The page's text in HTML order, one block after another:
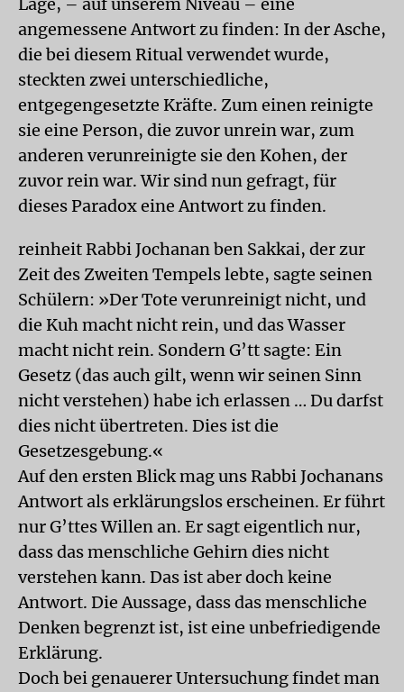
angemessene Antwort zu finden: In der Asche,
die bei diesem Ritual verwendet wurde,
steckten zwei unterschiedliche,
entgegengesetzte Kräfte. Zum einen reinigte
sie eine Person, die zuvor unrein war, zum
anderen verunreinigte sie den Kohen, der
zuvor rein war. Wir sind nun gefragt, für
dieses Paradox eine Antwort zu finden.
reinheit Rabbi Jochanan ben Sakkai, der zur
Zeit des Zweiten Tempels lebte, sagte seinen
Schülern: »Der Tote verunreinigt nicht, und
die Kuh macht nicht rein, und das Wasser
macht nicht rein. Sondern G’tt sagte: Ein
Gesetz (das auch gilt, wenn wir seinen Sinn
nicht verstehen) habe ich erlassen … Du darfst
dies nicht übertreten. Dies ist die
Gesetzesgebung.«
Auf den ersten Blick mag uns Rabbi Jochanans
Antwort als erklärungslos erscheinen. Er führt
nur G’ttes Willen an. Er sagt eigentlich nur,
dass das menschliche Gehirn dies nicht
verstehen kann. Das ist aber doch keine
Antwort. Die Aussage, dass das menschliche
Denken begrenzt ist, ist eine unbefriedigende
Erklärung.
Doch bei genauerer Untersuchung findet man